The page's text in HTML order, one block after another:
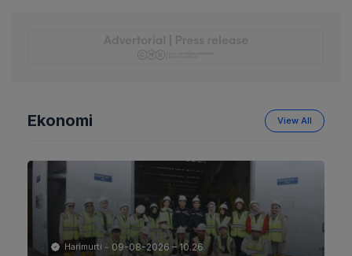
Ekonomi View All
Harimurti 09-08-2026 – 10.26